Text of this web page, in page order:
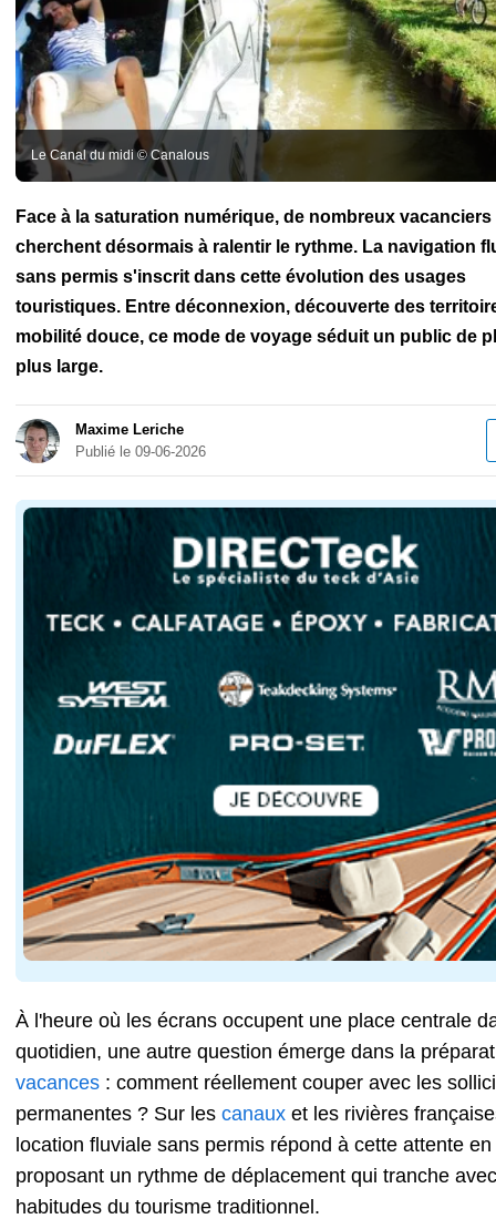
Le Canal du midi © Canalous
Face à la saturation numérique, de nombreux vacanciers
cherchent désormais à ralentir le rythme. La navigation
sans permis s'inscrit dans cette évolution des usages
touristiques. Entre déconnexion, découverte des
mobilité douce, ce mode de voyage séduit un public de
plus large.
Maxime Leriche
Publié le 09-06-2026
À l'heure où les écrans occupent une place centrale
quotidien, une autre question émerge dans la
vacances : comment réellement couper avec les
permanentes ? Sur les canaux et les rivières
location fluviale sans permis répond à cette attente en
proposant un rythme de déplacement qui tranche
habitudes du tourisme traditionnel.